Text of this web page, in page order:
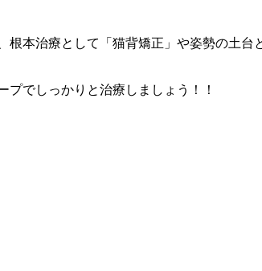
本治療として「猫背矯正」や姿勢の土
でしっかりと治療しましょう！！